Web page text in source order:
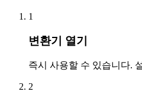
1
변환기 열기
즉시 사용할 수 있습니다.
2